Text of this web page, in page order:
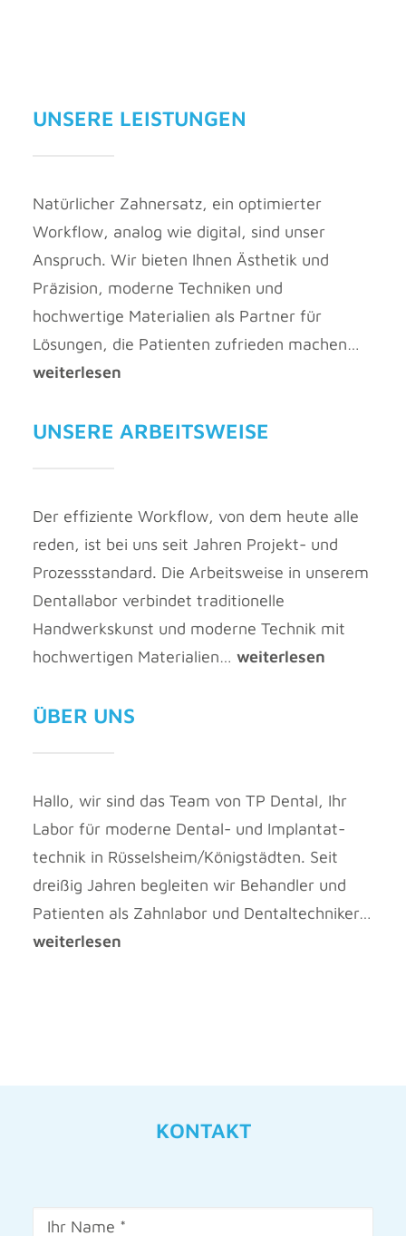
UNSERE LEISTUNGEN
Natürlicher Zahnersatz, ein optimierter
Workflow, analog wie digital, sind unser
Anspruch. Wir bieten Ihnen Ästhetik und
Präzision, moderne Techniken und
hochwertige Materialien als Partner für
Lösungen, die Patienten zufrieden machen…
weiterlesen
UNSERE ARBEITSWEISE
Der effiziente Workflow, von dem heute alle
reden, ist bei uns seit Jahren Projekt- und
Prozessstandard. Die Arbeitsweise in unserem
Dental­labor verbindet traditionelle
Handwerkskunst und moderne Technik mit
hoch­wertigen Materialien… weiterlesen
ÜBER UNS
Hallo, wir sind das Team von TP Dental, Ihr
Labor für moderne Dental- und Implantat­
technik in Rüsselsheim/Königstädten. Seit
dreißig Jahren begleiten wir Behandler und
Patienten als Zahnlabor und Dental­techniker…
weiterlesen
KONTAKT